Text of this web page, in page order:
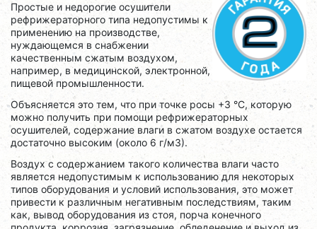
Простые и недорогие осушители
рефрижераторного типа недопустимы к
применению на производстве,
нуждающемся в снабжении
качественным сжатым воздухом,
например, в медицинской, электронной,
пищевой промышленности.
Объясняется это тем, что при точке росы +3 °C, которую
можно получить при помощи рефрижераторных
осушителей, содержание влаги в сжатом воздухе остается
достаточно высоким (около 6 г/м3).
Воздух с содержанием такого количества влаги часто
является недопустимым к использованию для некоторых
типов оборудования и условий использования, это может
привести к различным негативным последствиям, таким
как, вывод оборудования из стоя, порча конечного